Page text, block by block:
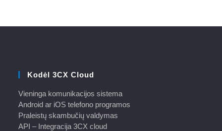
Kodėl 3CX Cloud
Vieninga komunikacijos sistema
Android ar iOS telefono programos
Praleistų skambučių valdymas
API – Integracija 3CX cloud